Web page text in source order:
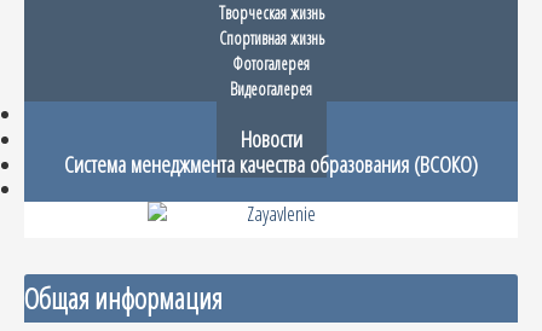
Творческая жизнь
Спортивная жизнь
Фотогалерея
Видеогалерея
Новости
Система менеджмента качества образования (ВСОКО)
Общая информация